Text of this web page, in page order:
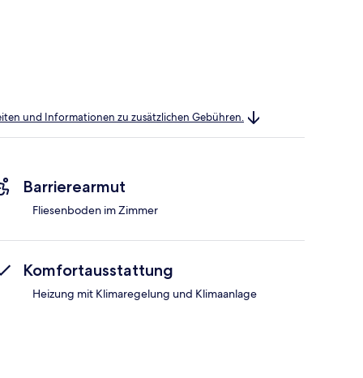
und Informationen zu zusätzlichen Gebühren.
Barrierearmut
Fliesenboden im Zimmer
Komfortausstattung
Heizung mit Klimaregelung und Klimaanlage